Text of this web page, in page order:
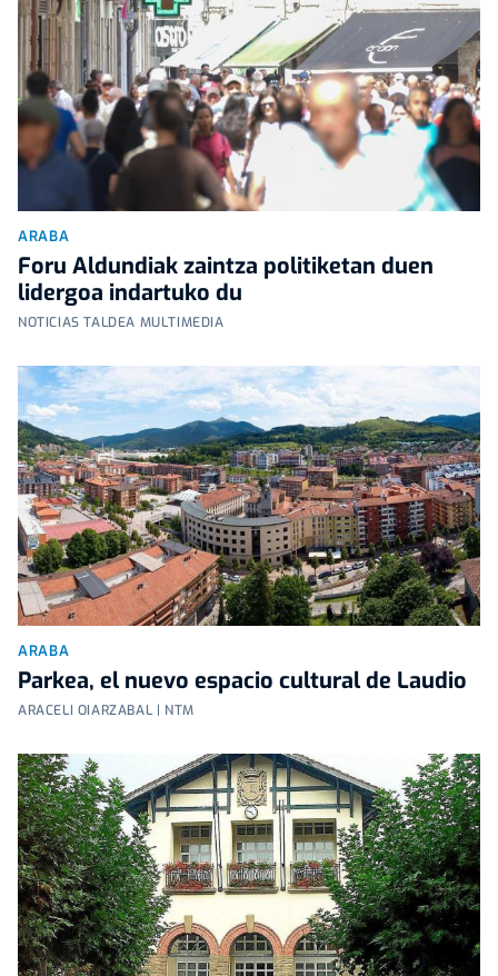
ARABA
Foru Aldundiak zaintza politiketan duen
lidergoa indartuko du
NOTICIAS TALDEA MULTIMEDIA
ARABA
Parkea, el nuevo espacio cultural de Laudio
ARACELI OIARZABAL | NTM